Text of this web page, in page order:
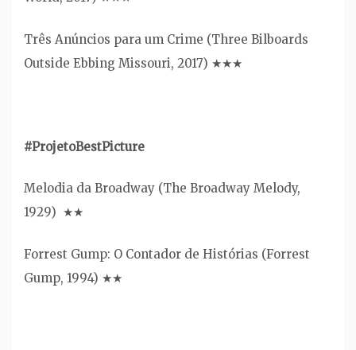
Três Anúncios para um Crime (Three Bilboards
Outside Ebbing Missouri, 2017) ★★★
#ProjetoBestPicture
Melodia da Broadway (The Broadway Melody,
1929) ★★
Forrest Gump: O Contador de Histórias (Forrest
Gump, 1994) ★★